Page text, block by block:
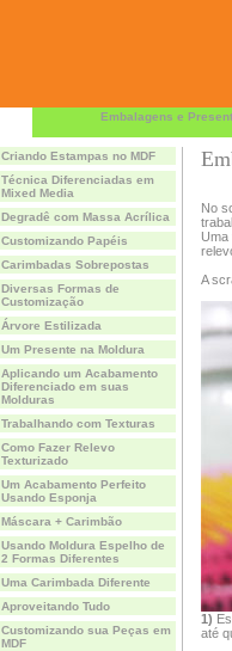
Embalagens e
Criando Estampas no MDF
Técnica Diferenciadas em
Mixed Media
Degradê com Massa Acrílica
Customizando Papéis
Carimbadas Sobrepostas
Diversas Formas de
Customização
Árvore Estilizada
Um Presente na Moldura
Aplicando um Acabamento
Diferenciado em suas
Molduras
Trabalhando com Texturas
Como Fazer Relevo
Texturizado
Um Acabamento Perfeito
Usando Esponja
Máscara + Carimbão
Usando Moldura Espelho de
2 Formas Diferentes
Uma Carimbada Diferente
Aproveitando Tudo
Customizando sua Peças em
MDF
No
Uma
A
1)
até